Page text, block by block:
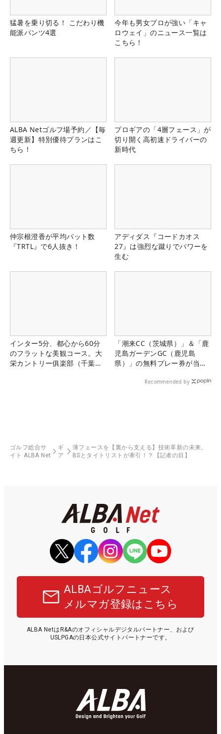
猛暑を乗り切る！ こだわり機
能派パンツ4選
今年も男女プロが強い「キャ
ロウェイ」のニュース一覧は
こちら！
ALBA Netゴルフ場予約／【毎
週更新】特別優待プランはこ
ちら！
プロギアの「4層フェース」が
切り開く高初速ドライバーの
新時代
仲宗根澄香が平均パット数
『TRTL』で6人抜き！
アディダス『コードカオス
27』は強烈な蹴りでパワーを
生む
インター5分、都心から60分
のフラットな美観コース。大
栄カントリー俱楽部（千葉
「潮来CC（茨城県）」＆「鹿
児島ガーデンGC（鹿児島
県）」の無料プレー券が当た
Recommended by
ゴルフ総合サ
イト ALBA Net
ギ
ア
薄フェースを【裏から支える】技術革新の未来。
BSとタイトリストが牽引！？【記者の目】
ALBAゴルフニュース
メルマガ登録はこちら
ALBA NetはR&Aのオフィシャルデジタルパートナー、および
USLPGAの日本公式サイトパートナーです。